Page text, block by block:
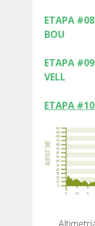
QUI SOM
COMPROMÍS
PROJECTE
0º PLÀSTIC
ESTUDI
ETAPA
BOU
ETAPA
VELL
ETAPA